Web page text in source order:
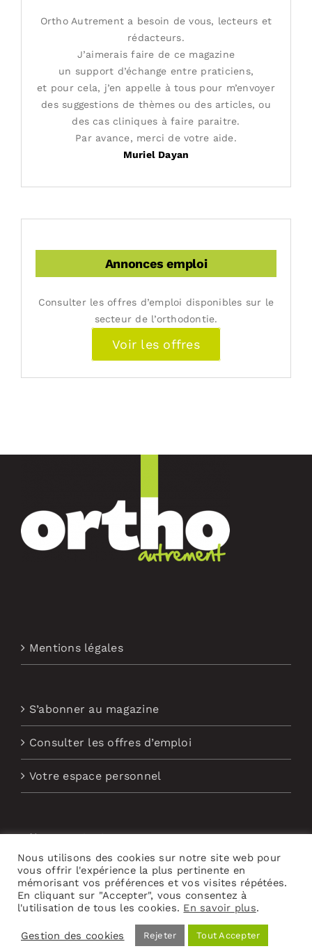
Ortho Autrement a besoin de vous, lecteurs et
rédacteurs.
J’aimerais faire de ce magazine
un support d’échange entre praticiens,
et pour cela, j’en appelle à tous pour m’envoyer
des suggestions de thèmes ou des articles, ou
des cas cliniques à faire paraitre.
Par avance, merci de votre aide.
Muriel Dayan
Annonces emploi
Consulter les offres d’emploi disponibles sur le
secteur de l’orthodontie.
Voir les offres
Mentions légales
S’abonner au magazine
Consulter les offres d’emploi
Votre espace personnel
Nous contacter
Abonnement aux Newsletters
Nous utilisons des cookies sur notre site web pour
vous offrir l'expérience la plus pertinente en
mémorisant vos préférences et vos visites répétées.
En cliquant sur "Accepter", vous consentez à
l'utilisation de tous les cookies. En savoir plus.
Gestion des cookies Rejeter Tout Accepter